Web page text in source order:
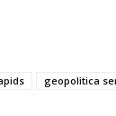
geopolitica